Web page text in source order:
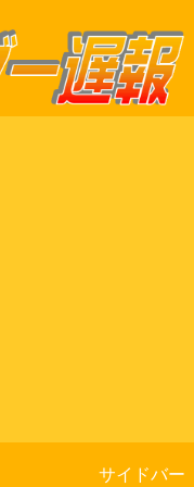
サイドバー